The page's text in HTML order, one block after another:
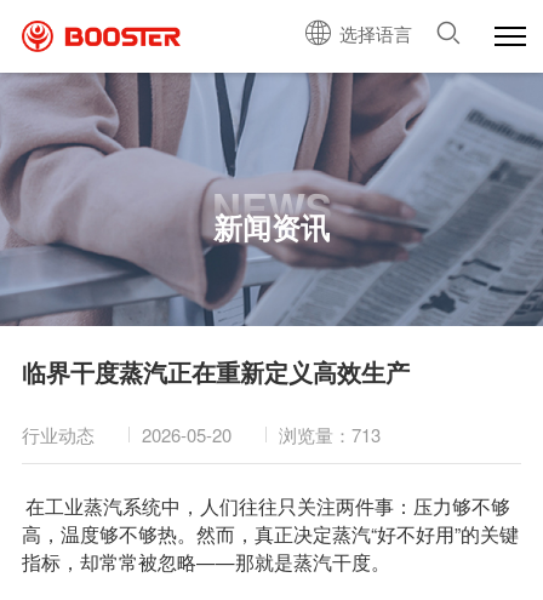
选择语言
NEWS
新闻资讯
临界干度蒸汽正在重新定义高效生产
行业动态 2026-05-20 浏览量：713
在工业蒸汽系统中，人们往往只关注两件事：压力够不够
高，温度够不够热。然而，真正决定蒸汽“好不好用”的关键
指标，却常常被忽略——那就是蒸汽干度。